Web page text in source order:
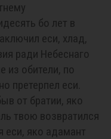
бо лет в
еси, хлад,
ради Небеснаго
из обители, по
претерпел еси.
от братии, яко
твою возвратился
еси, яко адамант